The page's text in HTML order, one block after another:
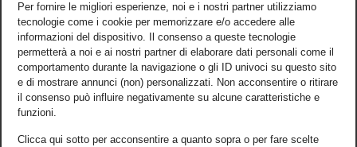
Per fornire le migliori esperienze, noi e i nostri partner utilizziamo
tecnologie come i cookie per memorizzare e/o accedere alle
informazioni del dispositivo. Il consenso a queste tecnologie
permetterà a noi e ai nostri partner di elaborare dati personali come il
comportamento durante la navigazione o gli ID univoci su questo sito
e di mostrare annunci (non) personalizzati. Non acconsentire o ritirare
il consenso può influire negativamente su alcune caratteristiche e
funzioni.
Clicca qui sotto per acconsentire a quanto sopra o per fare scelte